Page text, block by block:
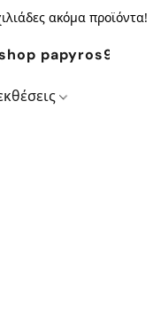
ακόμα προϊόντα!
papyros94.com